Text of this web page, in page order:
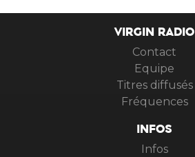
VIRGIN RADIO
Contact
Equipe
Titres diffusés
Fréquences
INFOS
Infos